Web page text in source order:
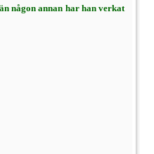
någon annan har han verkat